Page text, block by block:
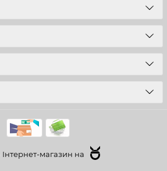
Інтернет-магазин на